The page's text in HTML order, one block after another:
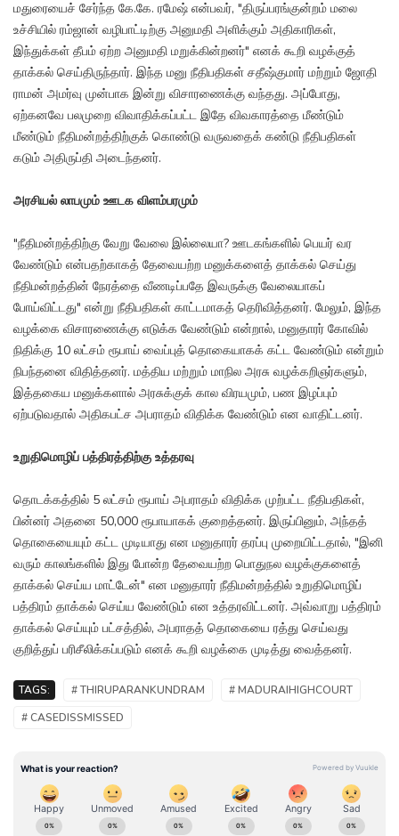
மதுரையைச் சேர்ந்த கே.கே. ரமேஷ் என்பவர், "திருப்பரங்குன்றம் மலை
உச்சியில் ரம்ஜான் வழிபாட்டிற்கு அனுமதி அளிக்கும் அதிகாரிகள்,
இந்துக்கள் தீபம் ஏற்ற அனுமதி மறுக்கின்றனர்" எனக் கூறி வழக்குத்
தாக்கல் செய்திருந்தார். இந்த மனு நீதிபதிகள் சதீஷ்குமார் மற்றும் ஜோதி
ராமன் அமர்வு முன்பாக இன்று விசாரணைக்கு வந்தது. அப்போது,
ஏற்கனவே பலமுறை விவாதிக்கப்பட்ட இதே விவகாரத்தை மீண்டும்
மீண்டும் நீதிமன்றத்திற்குக் கொண்டு வருவதைக் கண்டு நீதிபதிகள்
கடும் அதிருப்தி அடைந்தனர்.
அரசியல் லாபமும் ஊடக விளம்பரமும்
"நீதிமன்றத்திற்கு வேறு வேலை இல்லையா? ஊடகங்களில் பெயர் வர
வேண்டும் என்பதற்காகத் தேவையற்ற மனுக்களைத் தாக்கல் செய்து
நீதிமன்றத்தின் நேரத்தை வீணடிப்பதே இவருக்கு வேலையாகப்
போய்விட்டது" என்று நீதிபதிகள் காட்டமாகத் தெரிவித்தனர். மேலும், இந்த
வழக்கை விசாரணைக்கு எடுக்க வேண்டும் என்றால், மனுதாரர் கோவில்
நிதிக்கு 10 லட்சம் ரூபாய் வைப்புத் தொகையாகக் கட்ட வேண்டும் என்றும்
நிபந்தனை விதித்தனர். மத்திய மற்றும் மாநில அரசு வழக்கறிஞர்களும்,
இத்தகைய மனுக்களால் அரசுக்குக் கால விரயமும், பண இழப்பும்
ஏற்படுவதால் அதிகபட்ச அபராதம் விதிக்க வேண்டும் என வாதிட்டனர்.
உறுதிமொழிப் பத்திரத்திற்கு உத்தரவு
தொடக்கத்தில் 5 லட்சம் ரூபாய் அபராதம் விதிக்க முற்பட்ட நீதிபதிகள்,
பின்னர் அதனை 50,000 ரூபாயாகக் குறைத்தனர். இருப்பினும், அந்தத்
தொகையையும் கட்ட முடியாது என மனுதாரர் தரப்பு முறையிட்டதால், "இனி
வரும் காலங்களில் இது போன்ற தேவையற்ற பொதுநல வழக்குகளைத்
தாக்கல் செய்ய மாட்டேன்" என மனுதாரர் நீதிமன்றத்தில் உறுதிமொழிப்
பத்திரம் தாக்கல் செய்ய வேண்டும் என உத்தரவிட்டனர். அவ்வாறு பத்திரம்
தாக்கல் செய்யும் பட்சத்தில், அபராதத் தொகையை ரத்து செய்வது
குறித்துப் பரிசீலிக்கப்படும் எனக் கூறி வழக்கை முடித்து வைத்தனர்.
TAGS: # THIRUPARANKUNDRAM
# MADURAIHIGHCOURT
# CASEDISSMISSED